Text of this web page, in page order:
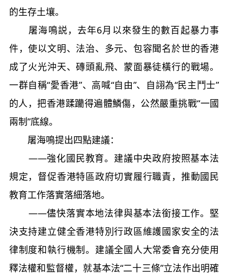
的生存土壤。
屠海鳴説，去年6月以來發生的數百起暴力事
件，使以文明、法治、多元、包容聞名於世的香港
成了火光沖天、磚頭亂飛、蒙面暴徒橫行的戰場。
一群自稱“愛香港”、高喊“自由”、自詡為“民主鬥士”
的人，把香港蹂躪得遍體鱗傷，公然嚴重挑戰“一國
兩制”底線。
屠海鳴提出四點建議：
——強化國民教育。建議中央政府按照基本法
規定，督促香港特區政府切實履行職責，推動國民
教育工作落實落細落地。
——儘快落實本地法律與基本法銜接工作。堅
決支持建立健全香港特別行政區維護國家安全的法
律制度和執行機制。建議全國人大常委會充分使用
釋法權和監督權，就基本法“二十三條”立法作出明確